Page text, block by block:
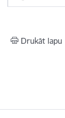
Drukāt lapu